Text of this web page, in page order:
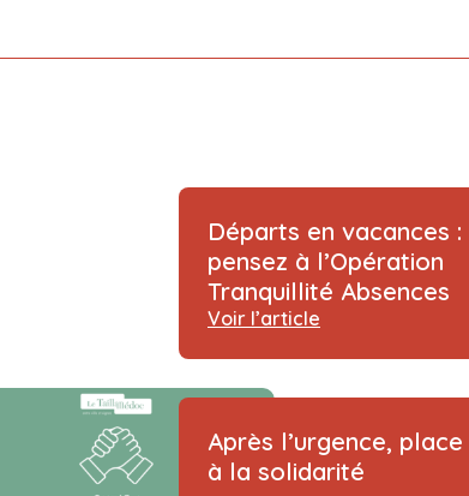
Départs en vacances :
pensez à l’Opération
Tranquillité Absences
Voir l’article
Après l’urgence, place
à la solidarité